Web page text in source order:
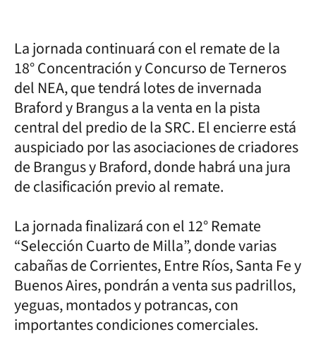
La jornada continuará con el remate de la
18° Concentración y Concurso de Terneros
del NEA, que tendrá lotes de invernada
Braford y Brangus a la venta en la pista
central del predio de la SRC. El encierre está
auspiciado por las asociaciones de criadores
de Brangus y Braford, donde habrá una jura
de clasificación previo al remate.
La jornada finalizará con el 12° Remate
“Selección Cuarto de Milla”, donde varias
cabañas de Corrientes, Entre Ríos, Santa Fe y
Buenos Aires, pondrán a venta sus padrillos,
yeguas, montados y potrancas, con
importantes condiciones comerciales.